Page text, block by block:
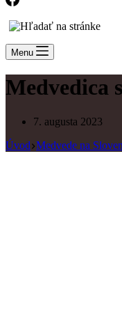
Menu
Medvedica
7. augusta 2023
Úvod Medvede na